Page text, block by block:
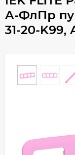
А-ФлПр
31-20-K99,